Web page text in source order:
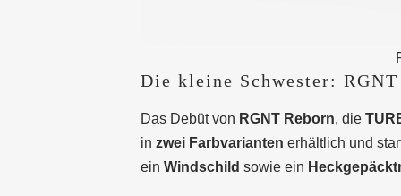
Die kleine Schwester:
Das Debüt von RGNT Reborn, die
in zwei Farbvarianten erhältlich und
ein Windschild sowie ein